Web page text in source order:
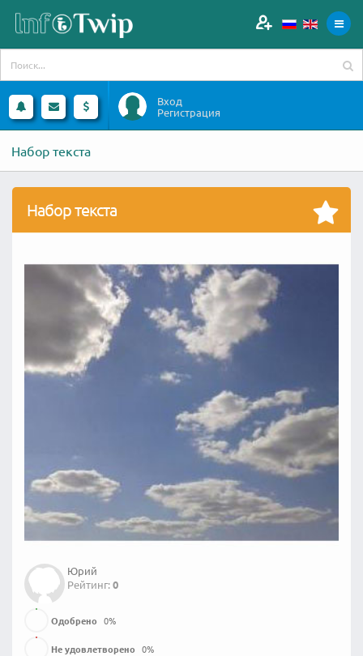
Вход
Регистрация
Набор текста
Набор текста
Юрий
Рейтинг:0
Одобрено 0%
Не удовлетворено 0%